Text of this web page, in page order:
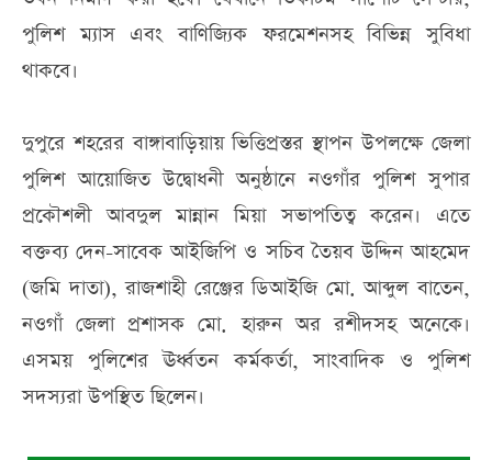
পুলিশ ম্যাস এবং বাণিজ্যিক ফরমেশনসহ বিভিন্ন সুবিধা
থাকবে।
দুপুরে শহরের বাঙ্গাবাড়িয়ায় ভিত্তিপ্রস্তর স্থাপন উপলক্ষে জেলা
পুলিশ আয়োজিত উদ্বোধনী অনুষ্ঠানে নওগাঁর পুলিশ সুপার
প্রকৌশলী আবদুল মান্নান মিয়া সভাপতিত্ব করেন। এতে
বক্তব্য দেন-সাবেক আইজিপি ও সচিব তৈয়ব উদ্দিন আহমেদ
(জমি দাতা), রাজশাহী রেঞ্জের ডিআইজি মো. আব্দুল বাতেন,
নওগাঁ জেলা প্রশাসক মো. হারুন অর রশীদসহ অনেকে।
এসময় পুলিশের ঊর্ধ্বতন কর্মকর্তা, সাংবাদিক ও পুলিশ
সদস্যরা উপস্থিত ছিলেন।